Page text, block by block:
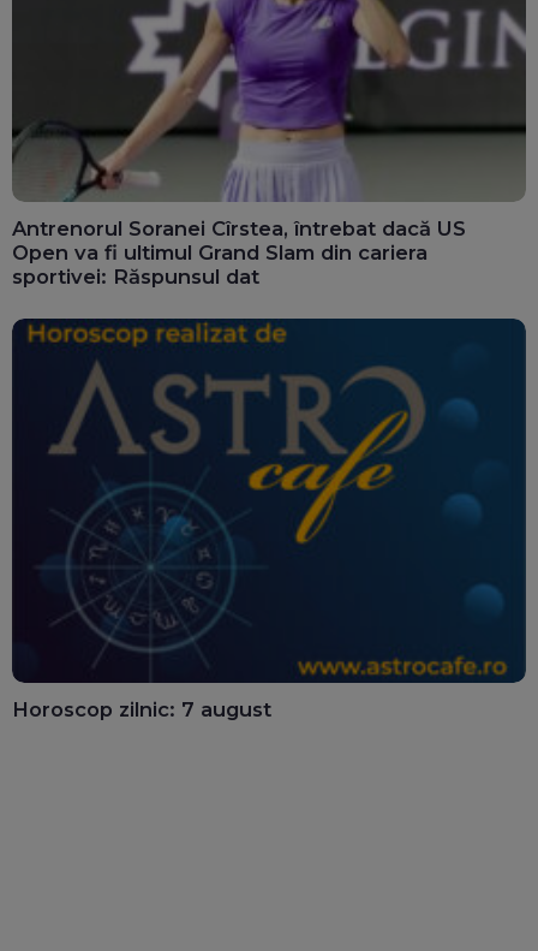
Antrenorul Soranei Cîrstea, întrebat dacă US
Open va fi ultimul Grand Slam din cariera
sportivei: Răspunsul dat
Horoscop zilnic: 7 august